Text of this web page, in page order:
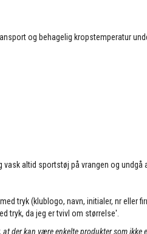
og behagelig kropstemperatur
altid sportstøj på vrangen og undgå
tryk (klublogo, navn, initialer, nr
tryk, da jeg er tvivl om størrelse'.
at der kan være enkelte produkter som